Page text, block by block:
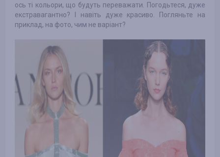
ось ті кольори, що будуть переважати. Погодьтеся, дуже
екстравагантно? І навіть дуже красиво. Погляньте на
приклад, на фото, чим не варіант?